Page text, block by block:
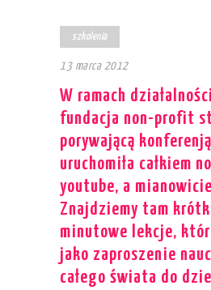
szkolenia
13 marca 2012
W ramach
fundacja non-profit
porywającą konferenją
uruchomiła całkiem
youtube, a mianowicie
Znajdziemy tam
minutowe lekcje,
jako zaproszenie
całego świata do